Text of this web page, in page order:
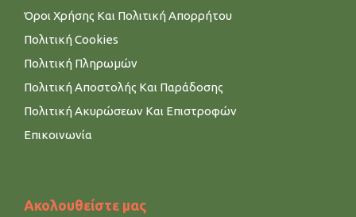
Όροι Χρήσης Και Πολιτική Απορρήτου
Πολιτική Cookies
Πολιτική Πληρωμών
Πολιτική Αποστολής Και Παράδοσης
Πολιτική Ακυρώσεων Και Επιστροφών
Επικοινωνία
Ακολουθείστε μας